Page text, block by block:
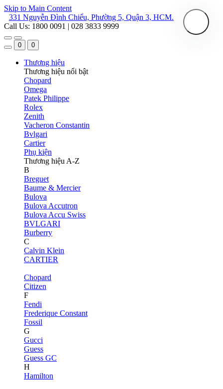
Skip to Main Content
331 Nguyễn Đình Chiểu, Phường 5, Quận 3, HCM.
Call Us: 1800 0091 | 028 3833 9999
0 0
Thương hiệu
Thương hiệu nổi bật
Chopard
Omega
Patek Philippe
Rolex
Zenith
Vacheron Constantin
Bvlgari
Cartier
Phụ kiện
Thương hiệu A-Z
B
Breguet
Baume & Mercier
Bulova
Bulova Accutron
Bulova Accu Swiss
BVLGARI
Burberry
C
Calvin Klein
CARTIER
Chopard
Citizen
F
Fendi
Frederique Constant
Fossil
G
Gucci
Guess
Guess GC
H
Hamilton